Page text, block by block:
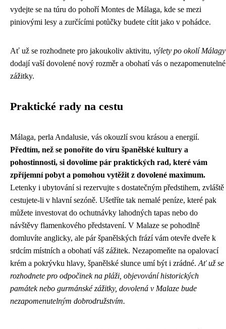
vydejte se na túru do pohoří Montes de Málaga, kde se mezi
piniovými lesy a zurčícími potůčky budete cítit jako v pohádce.
Ať už se rozhodnete pro jakoukoliv aktivitu, výlety po okolí Málagy
dodají vaší dovolené nový rozměr a obohatí vás o nezapomenutelné
zážitky.
Praktické rady na cestu
Málaga, perla Andalusie, vás okouzlí svou krásou a energií.
Předtím, než se ponoříte do víru španělské kultury a
pohostinnosti, si dovolíme pár praktických rad, které vám
zpříjemní pobyt a pomohou vytěžit z dovolené maximum.
Letenky i ubytování si rezervujte s dostatečným předstihem, zvláště
cestujete-li v hlavní sezóně. Ušetříte tak nemalé peníze, které pak
můžete investovat do ochutnávky lahodných tapas nebo do
návštěvy flamenkového představení. V Malaze se pohodlně
domluvíte anglicky, ale pár španělských frází vám otevře dveře k
srdcím místních a obohatí váš zážitek. Nezapomeňte na opalovací
krém a pokrývku hlavy, španělské slunce umí být i zrádné. Ať už se
rozhodnete pro odpočinek na pláži, objevování historických
památek nebo gurmánské zážitky, dovolená v Malaze bude
nezapomenutelným dobrodružstvím.